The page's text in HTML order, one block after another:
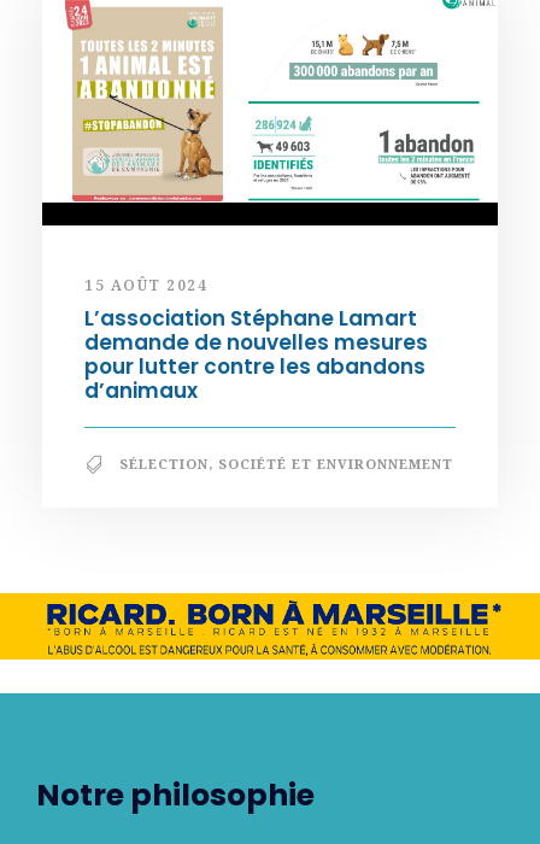
15 AOÛT 2024
L’association Stéphane Lamart
demande de nouvelles mesures
pour lutter contre les abandons
d’animaux
SÉLECTION, SOCIÉTÉ ET ENVIRONNEMENT
Notre philosophie